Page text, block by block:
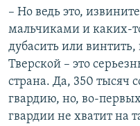
– Но ведь это,
мальчиками и каких-
дубасить или винтить,
Тверской – это
страна. Да, 350 тысяч
гвардию, но, во-
гвардии не хватит на